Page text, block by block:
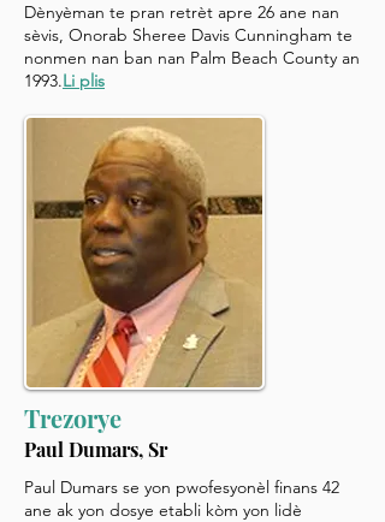
Dènyèman te pran retrèt apre 26 ane nan
sèvis, Onorab Sheree Davis Cunningham te
nonmen nan ban nan Palm Beach County an
1993.Li plis
Trezorye
Paul Dumars, Sr
Paul Dumars se yon pwofesyonèl finans 42
ane ak yon dosye etabli kòm yon lidè